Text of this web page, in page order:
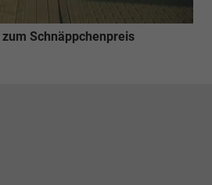
zum Schnäppchenpreis